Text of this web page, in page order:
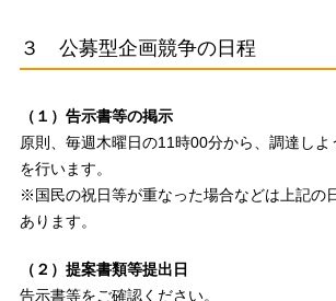
３ 公募型企画競争の日程
（１）告示書等の掲示
原則、毎週木曜日の11時00分から、調達し
を行います。
※国民の祝日等が重なった場合などは上記の
あります。
（２）提案書類等提出日
告示書等をご確認ください。